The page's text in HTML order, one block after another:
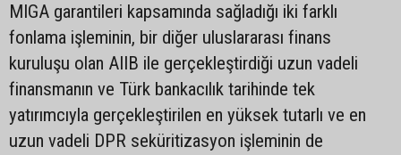
MIGA garantileri kapsamında sağladığı iki farklı
fonlama işleminin, bir diğer uluslararası finans
kuruluşu olan AIIB ile gerçekleştirdiği uzun vadeli
finansmanın ve Türk bankacılık tarihinde tek
yatırımcıyla gerçekleştirilen en yüksek tutarlı ve en
uzun vadeli DPR seküritizasyon işleminin de